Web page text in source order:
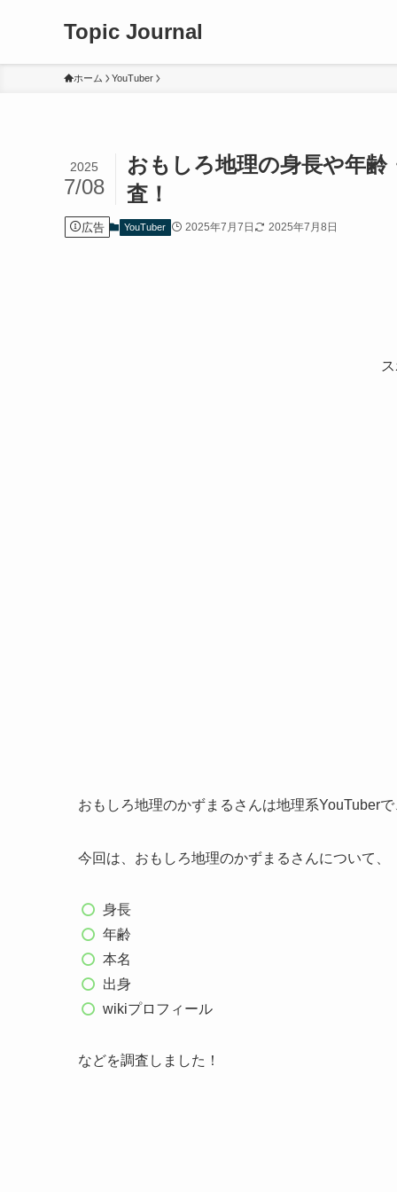
Topic Journal
ホーム YouTuber
おもしろ地理の身長や年
査！
2025
7/08
広告 YouTuber 2025年7月7日 2025年7月8日
おもしろ地理のかずまるさんは地理系YouTuber
今回は、おもしろ地理のかずまるさんについて、
身長
年齢
本名
出身
wikiプロフィール
などを調査しました！